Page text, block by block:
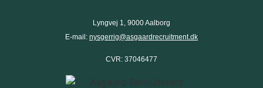
Lyngvej 1, 9000 Aalborg
E-mail: nysgerrig@asgaardrecruitment.dk
CVR: 37046477